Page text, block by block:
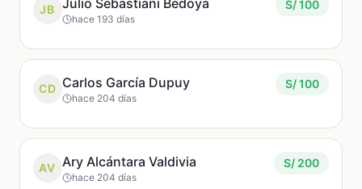
JB Julio Sebastiani Bedoya
hace 193 días
S/ 100
CD Carlos García Dupuy
hace 204 días
S/ 100
AV Ary Alcántara Valdivia
hace 204 días
S/ 200